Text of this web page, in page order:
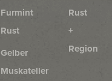
Furmint
Rust
Gelber
Muskateller
Rust
+
Region